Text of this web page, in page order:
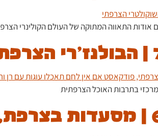
התאווה המתוקה של העולם הקולינרי
בתרבות האוכל הצרפתית